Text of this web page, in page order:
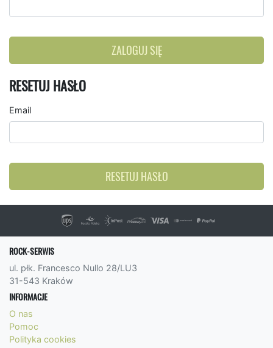
ZALOGUJ SIĘ
RESETUJ HASŁO
Email
RESETUJ HASŁO
ROCK-SERWIS
ul. płk. Francesco Nullo 28/LU3
31-543 Kraków
INFORMACJE
O nas
Pomoc
Polityka cookies